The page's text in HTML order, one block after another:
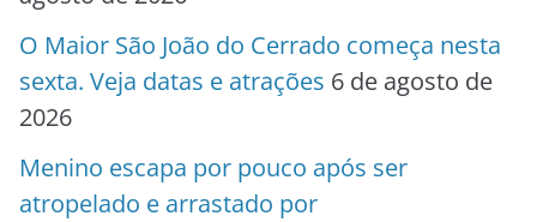
O Maior São João do Cerrado começa nesta
sexta. Veja datas e atrações 6 de agosto de
2026
Menino escapa por pouco após ser
atropelado e arrastado por